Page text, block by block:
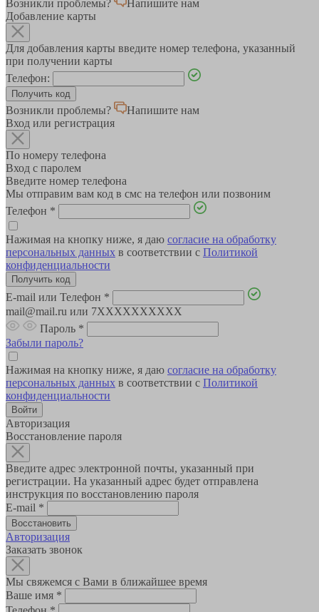
Возникли проблемы?
Напишите нам
Добавление карты
Для добавления карты введите номер телефона, указанный
при получении карты
Телефон:
Возникли проблемы?
Напишите нам
Вход или регистрация
По номеру телефона
Вход с паролем
Введите номер телефона
Мы отправим вам код в смс на телефон или позвоним
Телефон *
Нажимая на кнопку ниже, я даю согласие на обработку
персональных данных в соответствии с Политикой
конфиденциальности
E-mail или Телефон *
mail@mail.ru или 7XXXXXXXXXX
Пароль *
Забыли пароль?
Нажимая на кнопку ниже, я даю согласие на обработку
персональных данных в соответствии с Политикой
конфиденциальности
Авторизация
Восстановление пароля
Введите адрес электронной почты, указанный при
регистрации. На указанный адрес будет отправлена
инструкция по восстановлению пароля
E-mail *
Авторизация
Заказать звонок
Мы свяжемся с Вами в ближайшее время
Ваше имя *